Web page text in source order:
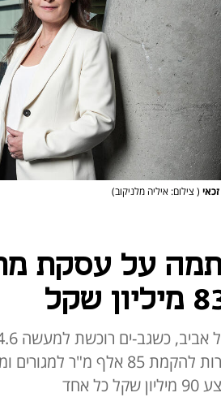
( צילום: איליה מלניקוב)
על עסקת
זכויות בנייה מאושרות להקמת 85
אחד